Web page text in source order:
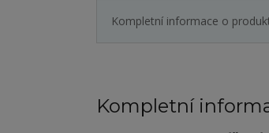
Kompletní informace o
Kompletní